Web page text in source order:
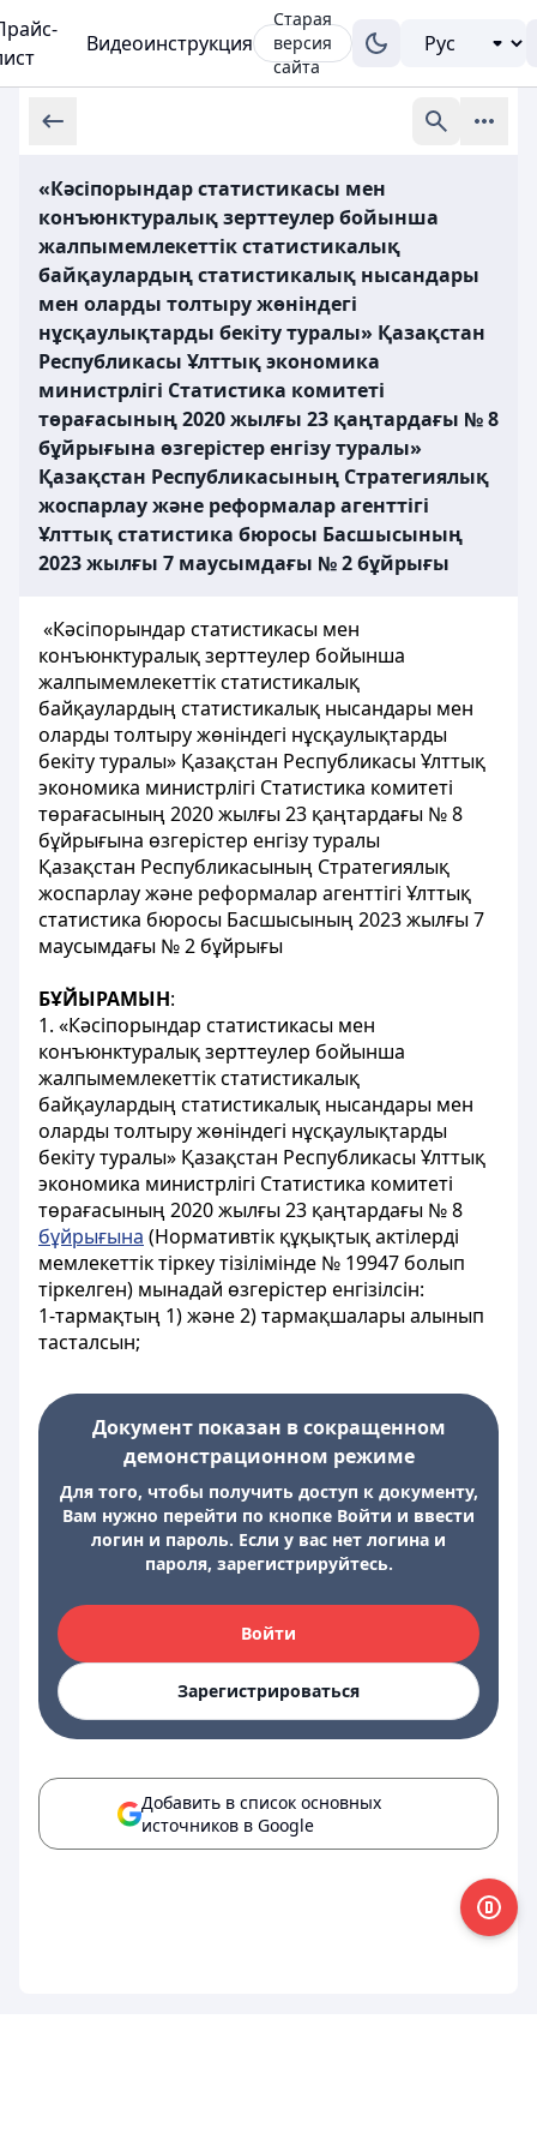
Видеоинструкция
Старая
версия
сайта
«Кәсіпорындар статистикасы мен
конъюнктуралық зерттеулер бойынша
жалпымемлекеттік статистикалық
байқаулардың статистикалық нысандары
мен оларды толтыру жөніндегі
нұсқаулықтарды бекіту туралы» Қазақстан
Республикасы Ұлттық экономика
министрлігі Статистика комитеті
төрағасының 2020 жылғы 23 қаңтардағы № 8
бұйрығына өзгерістер енгізу туралы»
Қазақстан Республикасының Стратегиялық
жоспарлау және реформалар агенттігі
Ұлттық статистика бюросы Басшысының
2023 жылғы 7 маусымдағы № 2 бұйрығы
«Кәсіпорындар статистикасы мен
конъюнктуралық зерттеулер бойынша
жалпымемлекеттік статистикалық
байқаулардың статистикалық нысандары мен
оларды толтыру жөніндегі нұсқаулықтарды
бекіту туралы» Қазақстан Республикасы Ұлттық
экономика министрлігі Статистика комитеті
төрағасының 2020 жылғы 23 қаңтардағы № 8
бұйрығына өзгерістер енгізу туралы
Қазақстан Республикасының Стратегиялық
жоспарлау және реформалар агенттігі Ұлттық
статистика бюросы Басшысының 2023 жылғы 7
маусымдағы № 2 бұйрығы
БҰЙЫРАМЫН:
1. «Кәсіпорындар статистикасы мен
конъюнктуралық зерттеулер бойынша
жалпымемлекеттік статистикалық
байқаулардың статистикалық нысандары мен
оларды толтыру жөніндегі нұсқаулықтарды
бекіту туралы» Қазақстан Республикасы Ұлттық
экономика министрлігі Статистика комитеті
төрағасының 2020 жылғы 23 қаңтардағы № 8
бұйрығына (Нормативтік құқықтық актілерді
мемлекеттік тіркеу тізілімінде № 19947 болып
тіркелген) мынадай өзгерістер енгізілсін:
1-тармақтың 1) және 2) тармақшалары алынып
тасталсын;
Документ показан в сокращенном
демонстрационном режиме
Для того, чтобы получить доступ к документу,
Вам нужно перейти по кнопке Войти и ввести
логин и пароль. Если у вас нет логина и
пароля, зарегистрируйтесь.
Войти
Зарегистрироваться
Добавить в список основных
источников в Google